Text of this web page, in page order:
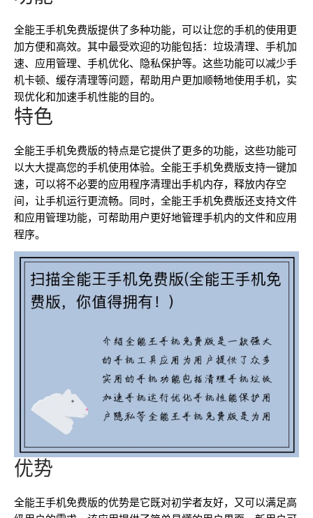
全能王手机免费版提供了多种功能，可以让您的手机的使用更
加方便和高效。其中最受欢迎的功能包括：垃圾清理、手机加
速、应用管理、手机优化、隐私保护等。这些功能可以减少手
机卡顿、缓存清理等问题，帮助用户更加顺畅地使用手机，实
现优化和加速手机性能的目的。
特色
全能王手机免费版的特点是它提供了更多的功能，这些功能可
以大大提高您的手机使用体验。全能王手机免费版支持一键加
速，可以将不必要的应用程序清理出手机内存，释放内存空
间，让手机运行更流畅。同时，全能王手机免费版还支持文件
和应用管理功能，可帮助用户更好地管理手机内的文件和应用
程序。
优势
全能王手机免费版的优势是它既对初学者友好，又可以满足高